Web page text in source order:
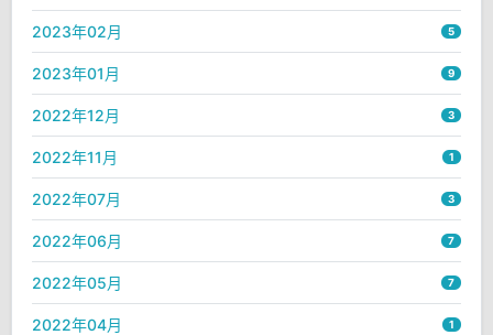
2023年02月 5
2023年01月 9
2022年12月 3
2022年11月 1
2022年07月 3
2022年06月 7
2022年05月 7
2022年04月 1